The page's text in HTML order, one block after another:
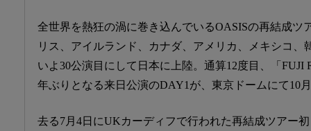
全世界を熱狂の渦に巻き込んでいるOASISの再結成ツ
リス、アイルランド、カナダ、アメリカ、メキシコ、
いよ30公演目にして日本に上陸。通算12度目、「FUJI
年ぶりとなる来日公演のDAY1が、東京ドームにて10
去る7月4日にUKカーディフで行われた再結成ツアー